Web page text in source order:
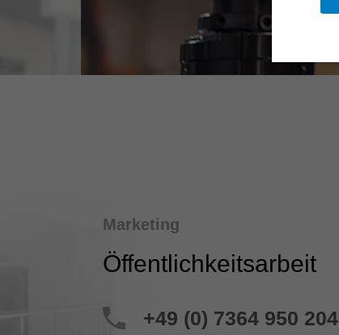
Marketing
Öffentlichkeitsarbeit
+49 (0) 7364 950 204